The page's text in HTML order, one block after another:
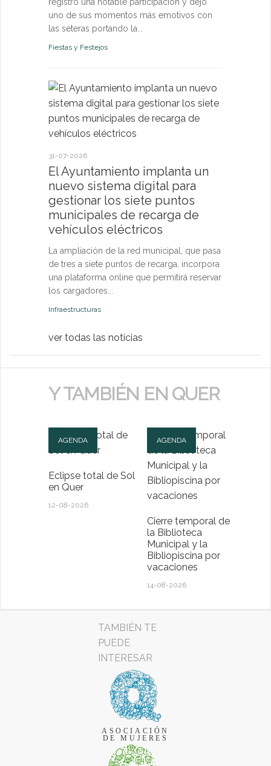
uno de sus momentos más emotivos con
las seteras portando la...
Fiestas y Festejos
31-07-2026
El Ayuntamiento implanta un
nuevo sistema digital para
gestionar los siete puntos
municipales de recarga de
vehículos eléctricos
La ampliación de la red municipal, que pasa
de tres a siete puntos de recarga, incorpora
una plataforma online que permitirá reservar
los cargadores...
Infraestructuras
ver todas las noticias
Y TAMBIÉN EN QUER
AGENDA
Eclipse total de Sol
en Quer
12-08-2026
AGENDA
Cierre temporal de
la Biblioteca
Municipal y la
Bibliopiscina por
vacaciones
14-08-2026
TAMBIÉN TE
PUEDE
INTERESAR
ASOCIACIÓN
DE MUJERES